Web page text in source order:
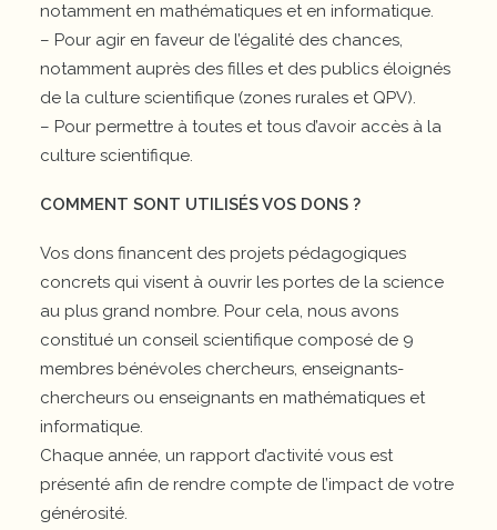
notamment en mathématiques et en informatique.
– Pour agir en faveur de l’égalité des chances,
notamment auprès des filles et des publics éloignés
de la culture scientifique (zones rurales et QPV).
– Pour permettre à toutes et tous d’avoir accès à la
culture scientifique.
COMMENT SONT UTILISÉS VOS DONS ?
Vos dons financent des projets pédagogiques
concrets qui visent à ouvrir les portes de la science
au plus grand nombre. Pour cela, nous avons
constitué un conseil scientifique composé de 9
membres bénévoles chercheurs, enseignants-
chercheurs ou enseignants en mathématiques et
informatique.
Chaque année, un rapport d’activité vous est
présenté afin de rendre compte de l’impact de votre
générosité.